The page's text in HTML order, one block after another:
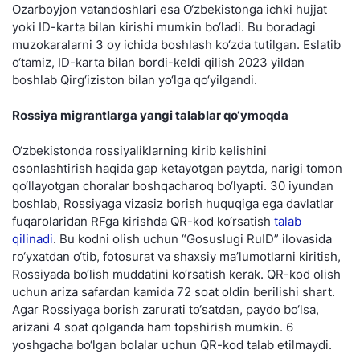
Ozarboyjon vatandoshlari esa O‘zbekistonga ichki hujjat
yoki ID-karta bilan kirishi mumkin bo‘ladi. Bu boradagi
muzokaralarni 3 oy ichida boshlash ko‘zda tutilgan. Eslatib
o‘tamiz, ID-karta bilan bordi-keldi qilish 2023 yildan
boshlab Qirg‘iziston bilan yo‘lga qo‘yilgandi.
Rossiya migrantlarga yangi talablar qo‘ymoqda
O‘zbekistonda rossiyaliklarning kirib kelishini
osonlashtirish haqida gap ketayotgan paytda, narigi tomon
qo‘llayotgan choralar boshqacharoq bo‘lyapti. 30 iyundan
boshlab, Rossiyaga vizasiz borish huquqiga ega davlatlar
fuqarolaridan RFga kirishda QR-kod ko‘rsatish talab
qilinadi. Bu kodni olish uchun “Gosuslugi RuID” ilovasida
ro‘yxatdan o‘tib, fotosurat va shaxsiy ma’lumotlarni kiritish,
Rossiyada bo‘lish muddatini ko‘rsatish kerak. QR-kod olish
uchun ariza safardan kamida 72 soat oldin berilishi shart.
Agar Rossiyaga borish zarurati to‘satdan, paydo bo‘lsa,
arizani 4 soat qolganda ham topshirish mumkin. 6
yoshgacha bo‘lgan bolalar uchun QR-kod talab etilmaydi.